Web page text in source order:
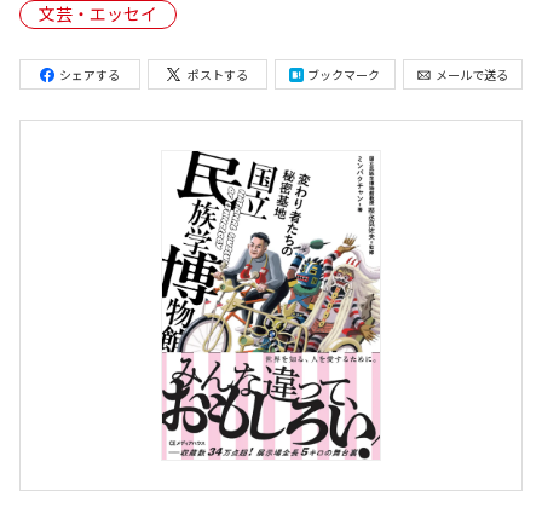
文芸・エッセイ
シェアする ポストする ブックマーク メールで送る